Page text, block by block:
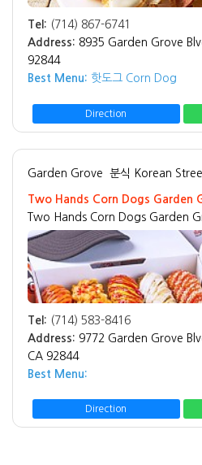
Tel: (714) 867-6741
Address: 8935 Garden Grove
92844
Best Menu: 핫도그 Corn Dog
Direction
Garden Grove 분식 Korean
Two Hands Corn Dogs Garden
Two Hands Corn Dogs Garden
Tel: (714) 583-8416
Address: 9772 Garden Grove
CA 92844
Best Menu:
Direction